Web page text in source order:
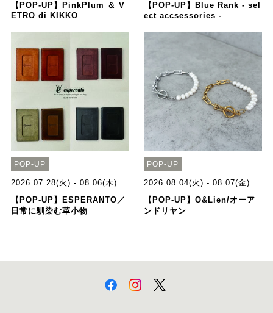
【POP-UP】PinkPlum ＆ V
ETRO di KIKKO
【POP-UP】Blue Rank - sel
ect accsessories -
POP-UP
2026.07.28(火) - 08.06(木)
【POP-UP】ESPERANTO／
日常に馴染む革小物
POP-UP
2026.08.04(火) - 08.07(金)
【POP-UP】O&Lien/オーア
ンドリヤン